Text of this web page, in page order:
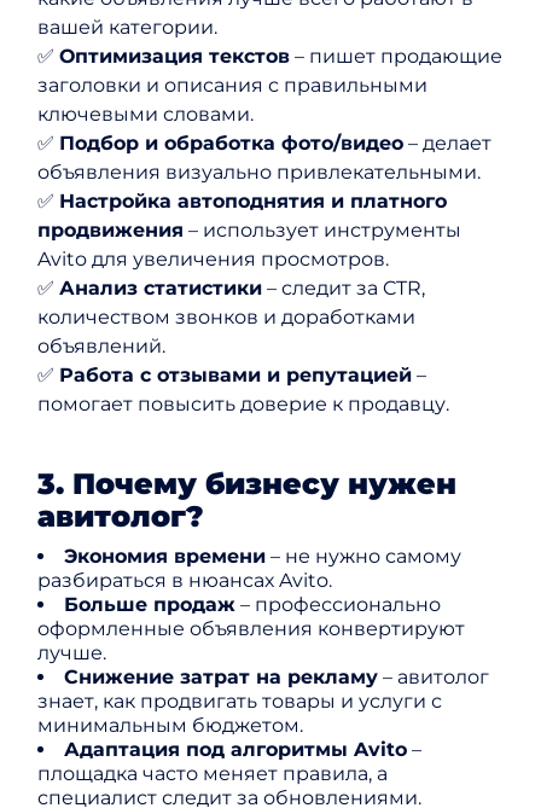
вашей категории.
✅ Оптимизация текстов– пишет продающие
заголовки и описания с правильными
ключевыми словами.
✅ Подбор и обработка фото/видео– делает
объявления визуально привлекательными.
✅ Настройка автоподнятия и платного
продвижения – использует инструменты
Avito для увеличения просмотров.
✅ Анализ статистики– следит за CTR,
количеством звонков и доработками
объявлений.
✅ Работа с отзывами и репутацией–
помогает повысить доверие к продавцу.
3. Почему бизнесу нужен
авитолог?
Экономия времени– не нужно самому
разбираться в нюансах Avito.
Больше продаж– профессионально
оформленные объявления конвертируют
лучше.
Снижение затрат на рекламу– авитолог
знает, как продвигать товары и услуги с
минимальным бюджетом.
Адаптация под алгоритмы Avito–
площадка часто меняет правила, а
специалист следит за обновлениями.